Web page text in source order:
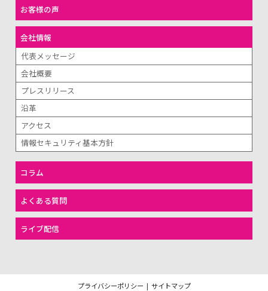
お客様の声
会社情報
代表メッセージ
会社概要
プレスリリース
沿革
アクセス
情報セキュリティ基本方針
コラム
よくある質問
ライブ配信
プライバシーポリシー | サイトマップ